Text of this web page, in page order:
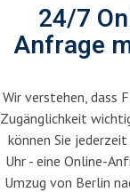
24/7
Anfrage
Wir verstehen, dass
Zugänglichkeit
können Sie
Uhr - eine Online-
Umzug von Berlin